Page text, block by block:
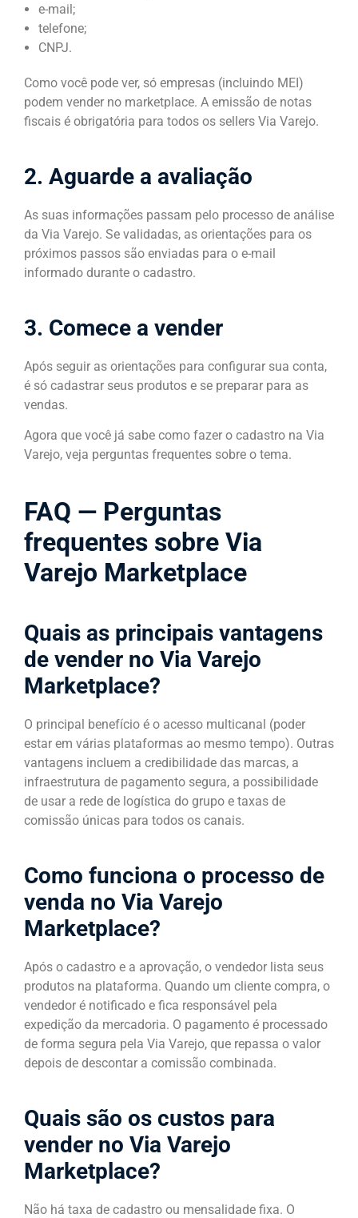
e-mail;
telefone;
CNPJ.
Como você pode ver, só empresas (incluindo MEI)
podem vender no marketplace. A emissão de notas
fiscais é obrigatória para todos os sellers Via Varejo.
2. Aguarde a avaliação
As suas informações passam pelo processo de análise
da Via Varejo. Se validadas, as orientações para os
próximos passos são enviadas para o e-mail
informado durante o cadastro.
3. Comece a vender
Após seguir as orientações para configurar sua conta,
é só cadastrar seus produtos e se preparar para as
vendas.
Agora que você já sabe como fazer o cadastro na Via
Varejo, veja perguntas frequentes sobre o tema.
FAQ — Perguntas
frequentes sobre Via
Varejo Marketplace
Quais as principais vantagens
de vender no Via Varejo
Marketplace?
O principal benefício é o acesso multicanal (poder
estar em várias plataformas ao mesmo tempo). Outras
vantagens incluem a credibilidade das marcas, a
infraestrutura de pagamento segura, a possibilidade
de usar a rede de logística do grupo e taxas de
comissão únicas para todos os canais.
Como funciona o processo de
venda no Via Varejo
Marketplace?
Após o cadastro e a aprovação, o vendedor lista seus
produtos na plataforma. Quando um cliente compra, o
vendedor é notificado e fica responsável pela
expedição da mercadoria. O pagamento é processado
de forma segura pela Via Varejo, que repassa o valor
depois de descontar a comissão combinada.
Quais são os custos para
vender no Via Varejo
Marketplace?
Não há taxa de cadastro ou mensalidade fixa. O